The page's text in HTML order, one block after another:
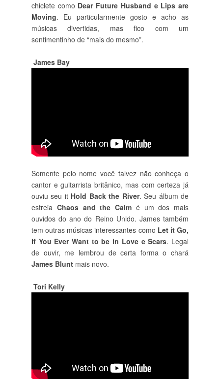
chiclete como Dear Future Husband e Lips are
Moving. Eu particularmente gosto e acho as
músicas divertidas, mas fico com um
sentimentinho de “mais do mesmo”.
James Bay
Somente pelo nome você talvez não conheça o
cantor e guitarrista britânico, mas com certeza já
ouviu seu it Hold Back the River. Seu álbum de
estreia Chaos and the Calm é um dos mais
ouvidos do ano do Reino Unido. James também
tem outras músicas interessantes como Let it Go,
If You Ever Want to be in Love e Scars. Legal
de ouvir, me lembrou de certa forma o chará
James Blunt mais novo.
Tori Kelly